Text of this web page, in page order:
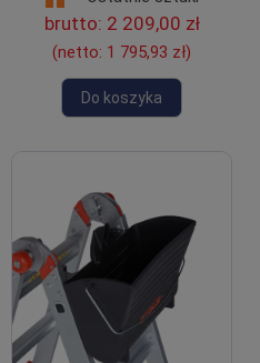
brutto: 2 209,00 zł
(netto: 1 795,93 zł)
Do koszyka